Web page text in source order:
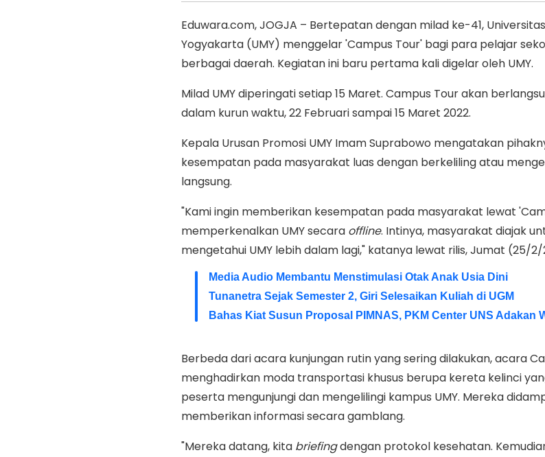
Eduwara.com, JOGJA – Bertepatan dengan milad ke-41,
Yogyakarta (UMY) menggelar 'Campus Tour' bagi para pelajar
berbagai daerah. Kegiatan ini baru pertama kali digelar oleh UMY.
Milad UMY diperingati setiap 15 Maret. Campus Tour akan
dalam kurun waktu, 22 Februari sampai 15 Maret 2022.
Kepala Urusan Promosi UMY Imam Suprabowo mengatakan
kesempatan pada masyarakat luas dengan berkeliling atau
langsung.
"Kami ingin memberikan kesempatan pada masyarakat lewat
memperkenalkan UMY secara offline. Intinya, masyarakat diajak
mengetahui UMY lebih dalam lagi," katanya lewat rilis, Jumat (25/2/
Media Audio Membantu Menstimulasi Otak Anak Usia Dini
Tunanetra Sejak Semester 2, Giri Selesaikan Kuliah di UGM
Bahas Kiat Susun Proposal PIMNAS, PKM Center UNS Adakan
Berbeda dari acara kunjungan rutin yang sering dilakukan, acara
menghadirkan moda transportasi khusus berupa kereta kelinci
peserta mengunjungi dan mengelilingi kampus UMY. Mereka
memberikan informasi secara gamblang.
"Mereka datang, kita briefingdengan protokol kesehatan.